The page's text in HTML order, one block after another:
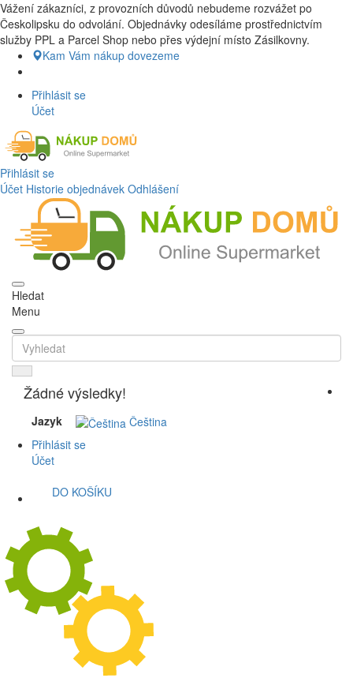
Nákup Potraviny domů, Nákup potraviny online, Čerstvé potraviny
dovezeme až k vašim dveřím. Česká lípa a okolí doprava zdarma.
Nakupdomu.cz
Vážení zákazníci, z provozních důvodů nebudeme rozvážet po
Českolipsku do odvolání. Objednávky odesíláme prostřednictvím
služby PPL a Parcel Shop nebo přes výdejní místo Zásilkovny.
Kam Vám nákup dovezeme
Přihlásit se
Účet
Přihlásit se
Účet Historie objednávek Odhlášení
Hledat
Menu
Žádné výsledky!
Jazyk
Čeština
Přihlásit se
Účet
DO KOŠÍKU